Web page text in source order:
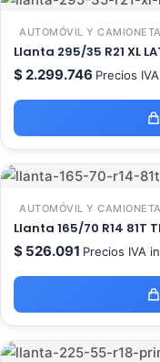
AUTOMÓVIL Y CAMIONETA
Llanta 295/35 R21 XL
$2.299.746 Precios
AUTOMÓVIL Y CAMIONETA
Llanta 165/70 R14 81T
$ 526.091 Precios IVA